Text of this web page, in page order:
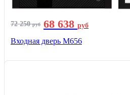
72 250руб 68 638 руб
Входная дверь М656